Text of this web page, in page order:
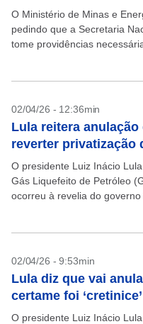
O Ministério de Minas e
pedindo que a Secretaria
tome providências
02/04/26 - 12:36min
Lula reitera
reverter privatização
O presidente Luiz Inácio
Gás Liquefeito de Petróleo
ocorreu à revelia do
02/04/26 - 9:53min
Lula diz que vai
certame foi
O presidente Luiz Inácio